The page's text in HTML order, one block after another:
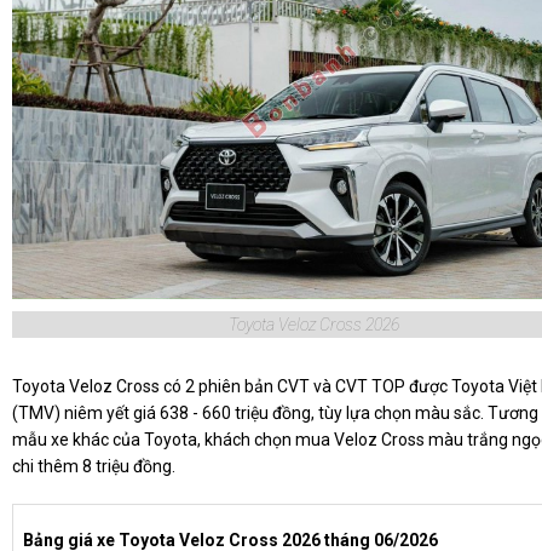
Toyota Veloz Cross 2026
Toyota Veloz Cross có 2 phiên bản CVT và CVT TOP được Toyota Việt
(TMV) niêm yết giá 638 - 660 triệu đồng, tùy lựa chọn màu sắc.
mẫu xe khác của Toyota, khách chọn mua Veloz Cross màu trắng
chi thêm 8 triệu đồng.
Bảng giá xe Toyota Veloz Cross 2026 tháng 06/2026